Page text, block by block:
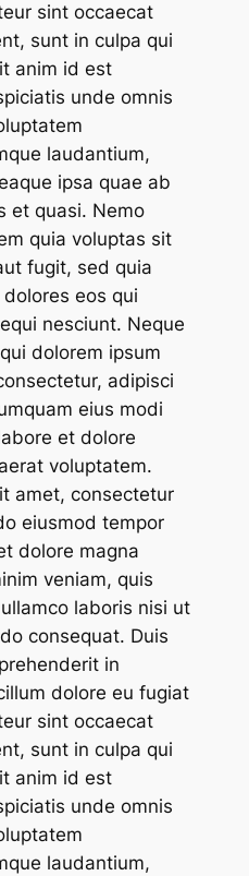
sint occaecat
sunt in culpa qui
anim id est
unde omnis
laudantium,
ipsa quae ab
et quasi. Nemo
quia voluptas sit
fugit, sed quia
eos qui
nesciunt. Neque
dolorem ipsum
adipisci
eius modi
et dolore
voluptatem.
amet, consectetur
eiusmod tempor
dolore magna
veniam, quis
laboris nisi ut
consequat. Duis
in
dolore eu fugiat
sint occaecat
sunt in culpa qui
anim id est
unde omnis
laudantium,